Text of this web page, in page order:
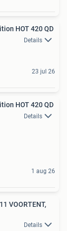
HOT 420 QD
Details
23 jul 26
HOT 420 QD
Details
1 aug 26
VOORTENT,
Details